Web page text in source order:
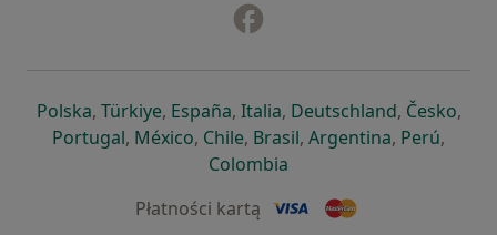
Polskaotwiera się w nowej karcie
, Türkiyeotwiera się w nowej karcie
, Españaotwiera się w nowej karcie
, Italiaotwiera się w nowej
, Deutschlandotwiera się
, Česko,
Portugalotwiera się w nowej karcie
, Méxicootwiera się w nowej karcie
, Chileotwiera się w nowej karcie
, Brasilotwiera się w nowej
, Argentinaotwiera się
, Perú,
Colombia
Płatności kartą